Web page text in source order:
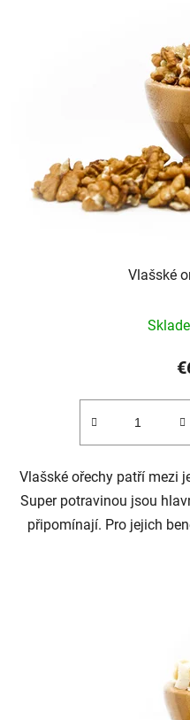
Vlašské
Vlašské ořechy patří mezi
Super potravinou jsou
připomínají. Pro jejich